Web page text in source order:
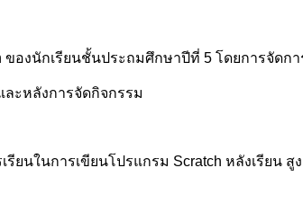
องนักเรียนชั้นประถมศึกษาปีที่ 5 โดยการจัดกา
ละหลังการจัดกิจกรรม
ยนในการเขียนโปรแกรม Scratch หลังเรียน